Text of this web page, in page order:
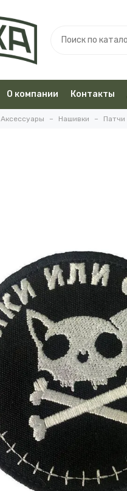
О компании Контакты
Аксессуары Нашивки Патчи